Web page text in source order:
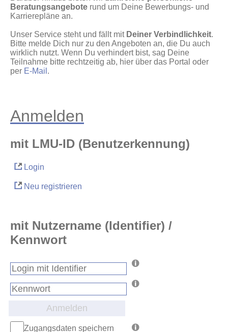
Beratungsangebote rund um Deine Bewerbungs- und
Karrierepläne an.
Unser Service steht und fällt mit Deiner Verbindlichkeit.
Bitte melde Dich nur zu den Angeboten an, die Du auch
wirklich nutzt. Wenn Du verhindert bist, sag Deine
Teilnahme bitte rechtzeitig ab, hier über das Portal oder
per E-Mail .
Anmelden
mit LMU-ID (Benutzerkennung)
Login
Neu registrieren
mit Nutzername (Identifier) /
Kennwort
Anmelden
Zugangsdaten speichern